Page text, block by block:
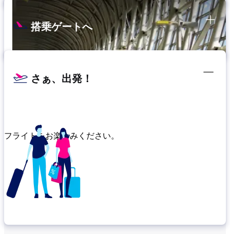
搭乗ゲートへ
さぁ、出発！
フライトをお楽しみください。